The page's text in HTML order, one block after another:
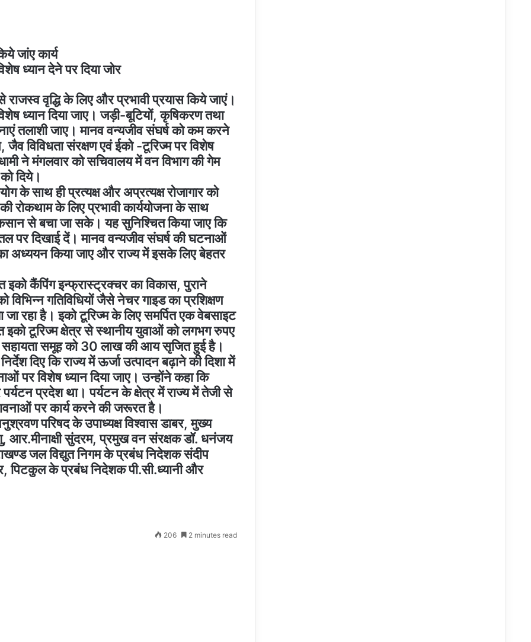
जांए कार्य
ध्यान देने पर दिया जोर
वृद्धि के लिए और प्रभावी प्रयास किये जाएं।
ध्यान दिया जाए। जड़ी-बूटियों, कृषिकरण तथा
तलाशी जाए। मानव वन्यजीव संघर्ष को कम करने
विविधता संरक्षण एवं ईको -टूरिज्म पर विशेष
ने मंगलवार को सचिवालय में वन विभाग की गेम
दिये।
के साथ ही प्रत्यक्ष और अप्रत्यक्ष रोजागार को
रोकथाम के लिए प्रभावी कार्ययोजना के साथ
से बचा जा सके। यह सुनिश्चित किया जाए कि
पर दिखाई दें। मानव वन्यजीव संघर्ष की घटनाओं
अध्ययन किया जाए और राज्य में इसके लिए बेहतर
इको कैंपिंग इन्फ्रास्ट्रक्चर का विकास, पुराने
गतिविधियों जैसे नेचर गाइड का प्रशिक्षण
जा रहा है। इको टूरिज्म के लिए समर्पित एक वेबसाइट
इको टूरिज्म क्षेत्र से स्थानीय युवाओं को लगभग रुपए
समूह को 30 लाख की आय सृजित हुई है।
दिए कि राज्य में ऊर्जा उत्पादन बढ़ाने की दिशा में
पर विशेष ध्यान दिया जाए। उन्होंने कहा कि
प्रदेश था। पर्यटन के क्षेत्र में राज्य में तेजी से
पर कार्य करने की जरूरत है।
परिषद के उपाध्यक्ष विश्वास डाबर, मुख्य
सुंदरम, प्रमुख वन संरक्षक डॉ. धनंजय
जल विद्युत निगम के प्रबंध निदेशक संदीप
पिटकुल के प्रबंध निदेशक पी.सी.ध्यानी और
206 2 minutes read